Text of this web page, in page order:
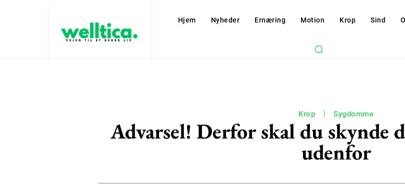
Hjem Nyheder Ernæring Motion Krop Sind
Krop Sygdomme
Advarsel! Derfor skal du
udenfor